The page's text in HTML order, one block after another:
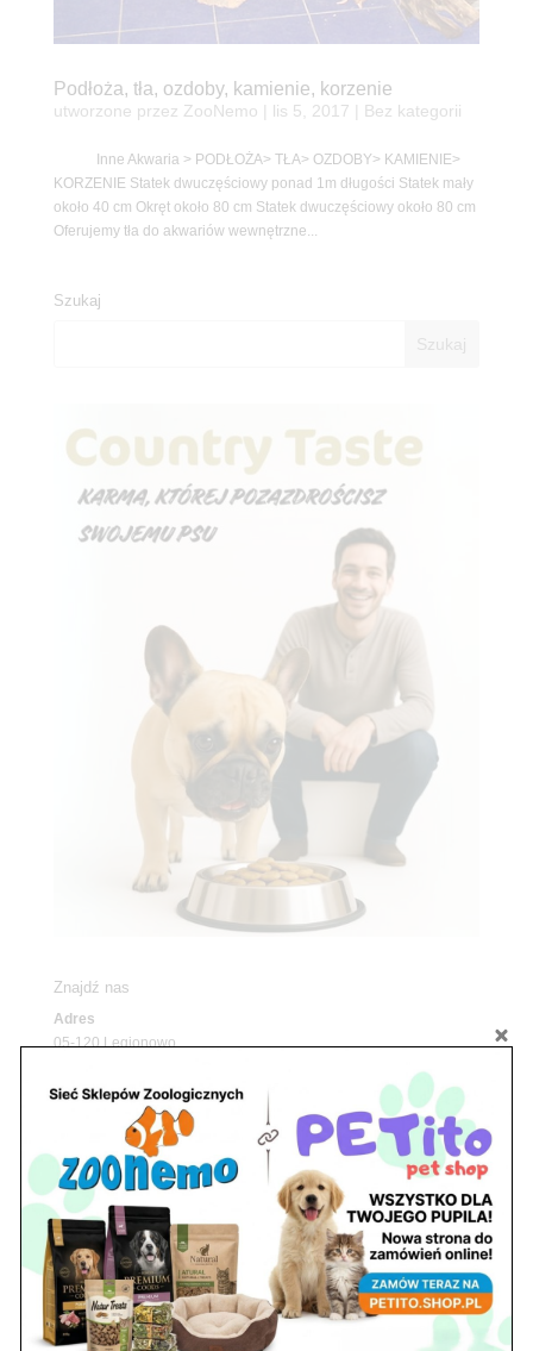
Podłoża, tła, ozdoby, kamienie, korzenie
utworzone przez ZooNemo lis 5, 2017 | Bez kategorii
Inne Akwaria > PODŁOŻA> TŁA> OZDOBY> KAMIENIE>
KORZENIE Statek dwuczęściowy ponad 1m długości Statek mały
około 40 cm Okręt około 80 cm Statek dwuczęściowy około 80 cm
Oferujemy tła do akwariów wewnętrzne...
Szukaj
Znajdź nas
Adres
05-120 Legionowo
pawilon 134
tel./fax. 22 784 71 96
Godziny pracy
pon. – piąt. 10.00 – 19.00
sob. 10.00 – 15.00
niedz. zamknięte
Adres
05-100 Nowy Dwór Mazowiecki
ul. Leśna 2